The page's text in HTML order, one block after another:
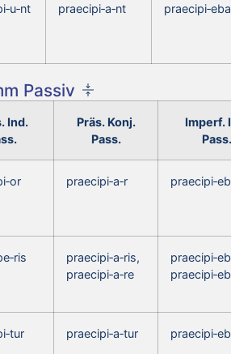
praecipi‑a‑nt
Passiv
Ind.
Präs. Konj.
Pass.
Imperf.
Pass.
praecipi‑a‑r
praecipi‑a‑ris,
praecipi‑a‑re
praecipi‑a‑tur